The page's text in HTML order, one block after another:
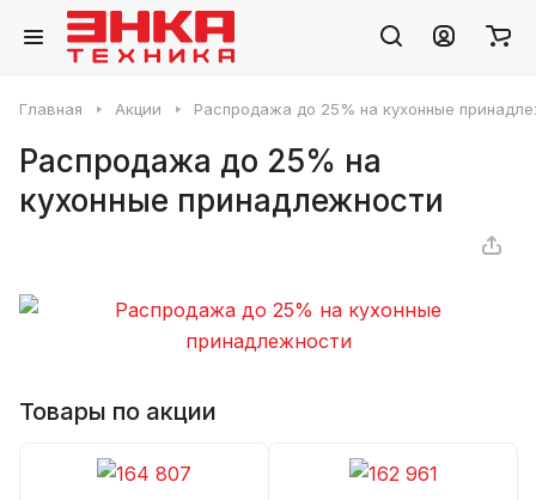
Главная Акции Распродажа до 25% на кухонные
Распродажа до 25% на
кухонные принадлежности
Товары по акции